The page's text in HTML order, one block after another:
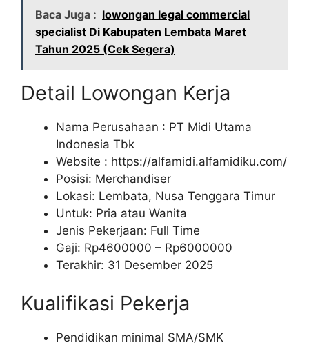
Baca Juga : lowongan legal commercial
specialist Di Kabupaten Lembata Maret
Tahun 2025 (Cek Segera)
Detail Lowongan Kerja
Nama Perusahaan : PT Midi Utama
Indonesia Tbk
Website : https://alfamidi.alfamidiku.com/
Posisi: Merchandiser
Lokasi: Lembata, Nusa Tenggara Timur
Untuk: Pria atau Wanita
Jenis Pekerjaan: Full Time
Gaji: Rp4600000 – Rp6000000
Terakhir: 31 Desember 2025
Kualifikasi Pekerja
Pendidikan minimal SMA/SMK